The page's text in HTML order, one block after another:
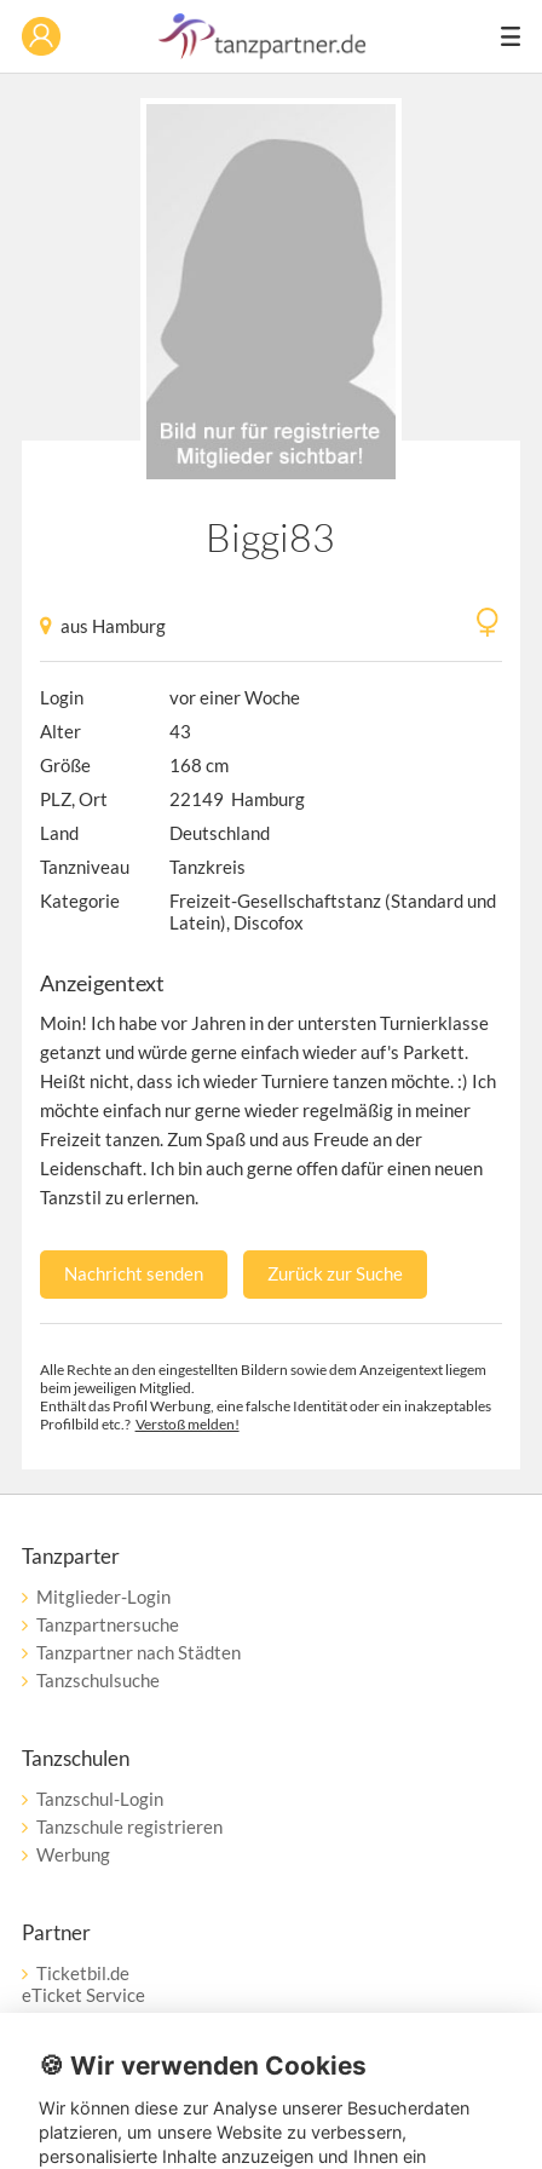
Biggi83
aus Hamburg
Login
vor einer Woche
Alter
43
Größe
168 cm
PLZ, Ort
22149 Hamburg
Land
Deutschland
Tanzniveau
Tanzkreis
Kategorie
Freizeit-Gesellschaftstanz (Standard und
Latein), Discofox
Anzeigentext
Moin! Ich habe vor Jahren in der untersten Turnierklasse
getanzt und würde gerne einfach wieder auf's Parkett.
Heißt nicht, dass ich wieder Turniere tanzen möchte. :) Ich
möchte einfach nur gerne wieder regelmäßig in meiner
Freizeit tanzen. Zum Spaß und aus Freude an der
Leidenschaft. Ich bin auch gerne offen dafür einen neuen
Tanzstil zu erlernen.
Nachricht senden Zurück zur Suche
Alle Rechte an den eingestellten Bildern sowie dem Anzeigentext liegem
beim jeweiligen Mitglied.
Enthält das Profil Werbung, eine falsche Identität oder ein inakzeptables
Profilbild etc.? Verstoß melden!
Tanzparter
Mitglieder-Login
Tanzpartnersuche
Tanzpartner nach Städten
Tanzschulsuche
Tanzschulen
Tanzschul-Login
Tanzschule registrieren
Werbung
Partner
Ticketbil.de
eTicket Service
Vertrag widerrufen
Service
🍪 Wir verwenden Cookies
Wir können diese zur Analyse unserer Besucherdaten
platzieren, um unsere Website zu verbessern,
personalisierte Inhalte anzuzeigen und Ihnen ein